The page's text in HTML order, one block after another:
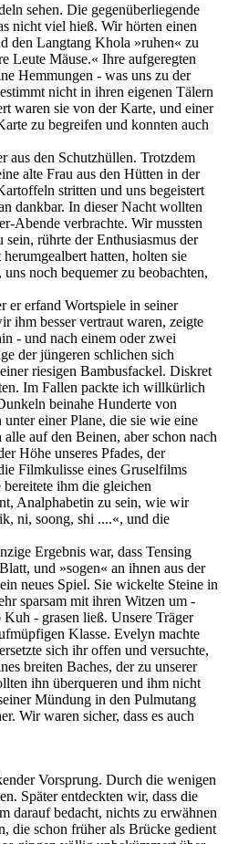
sehen. Die gegenüberliegende
nicht viel hieß. Wir hörten einen
den Langtang Khola »ruhen« zu
Leute Mäuse.« Ihre aufgeregten
Hemmungen - was uns zu der
nicht in ihren eigenen Tälern
waren sie von der Karte, und einer
zu begreifen und konnten auch
aus den Schutzhüllen. Trotzdem
alte Frau aus den Hütten in der
stritten und uns begeistert
dankbar. In dieser Nacht wollten
Abende verbrachte. Wir mussten
rührte der Enthusiasmus der
hatten, holten sie
noch bequemer zu beobachten,
er erfand Wortspiele in seiner
ihm besser vertraut waren, zeigte
- und nach einem oder zwei
der jüngeren schlichen sich
riesigen Bambusfackel. Diskret
Im Fallen packte ich willkürlich
beinahe Hunderte von
einer Plane, die sie wie eine
auf den Beinen, aber schon nach
Höhe unseres Pfades, der
Filmkulisse eines Gruselfilms
ihm die gleichen
Analphabetin zu sein, wie wir
ni, soong, shi ....«, und die
Ergebnis war, dass Tensing
und »sogen« an ihnen aus der
neues Spiel. Sie wickelte Steine in
sparsam mit ihren Witzen um -
- grasen ließ. Unsere Träger
Klasse. Evelyn machte
sich ihr offen und versuchte,
breiten Baches, der zu unserer
ihn überqueren und ihm nicht
Mündung in den Pulmutang
Wir waren sicher, dass es auch
Vorsprung. Durch die wenigen
Später entdeckten wir, dass die
darauf bedacht, nichts zu erwähnen
die schon früher als Brücke gedient